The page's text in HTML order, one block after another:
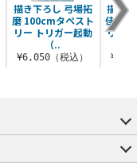
描き下ろし 弓場拓
磨 100cmタペスト
リー トリガー起動
（..
¥6,050（税込）
描き
佳
リー